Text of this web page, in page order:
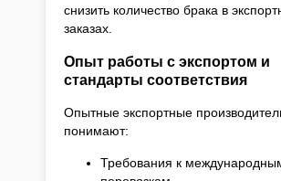
снизить количество брака в
заказах.
Опыт работы с экспортом и
стандарты соответствия
Опытные экспортные
понимают:
Требования к